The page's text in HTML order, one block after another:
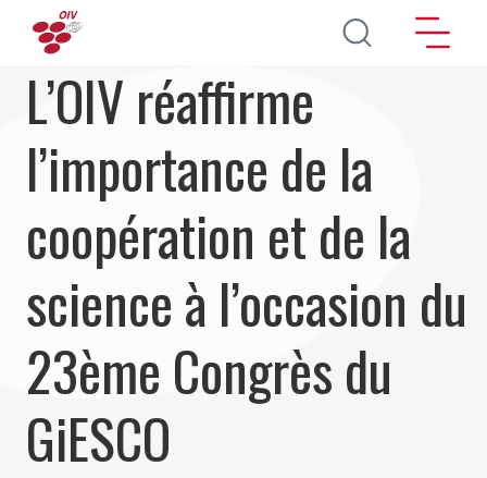
Aller au contenu principal
L’OIV réaffirme
l’importance de la
coopération et de la
science à l’occasion du
23ème Congrès du
GiESCO